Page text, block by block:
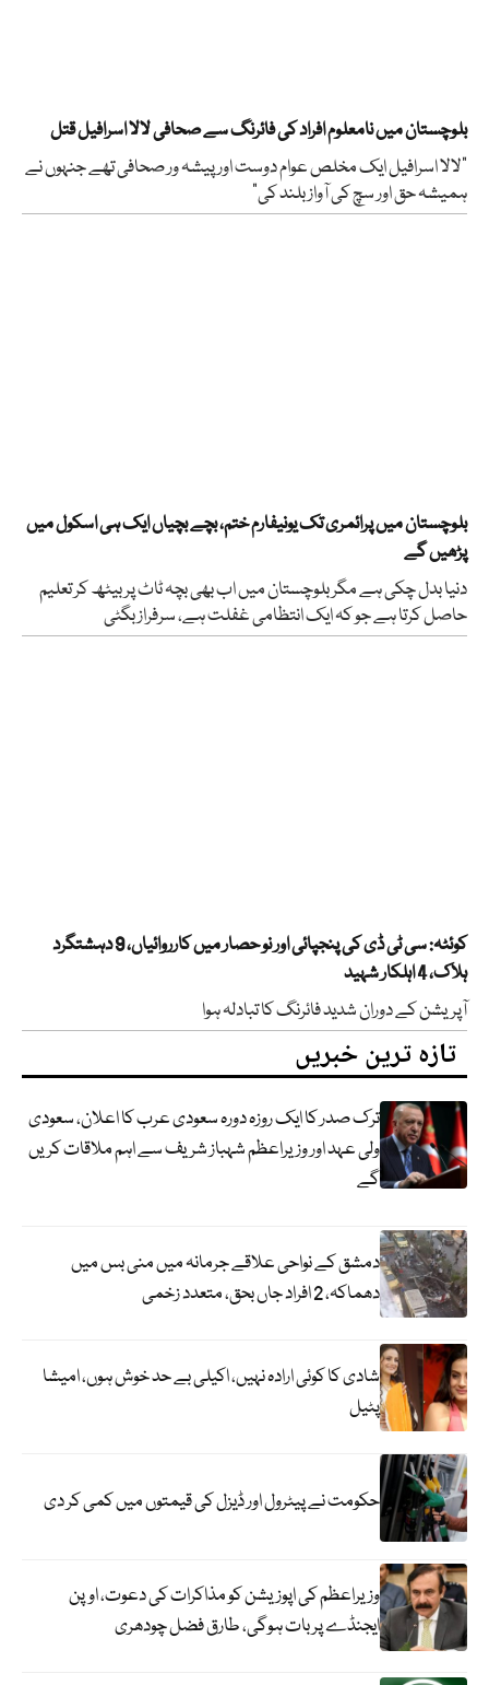
بلوچستان میں نامعلوم افراد کی فائرنگ سے صحافی لالا اسرافیل قتل
“لالا اسرافیل ایک مخلص عوام دوست اور پیشہ ور صحافی تھے جنہوں نے
ہمیشہ حق اور سچ کی آواز بلند کی”
بلوچستان میں پرائمری تک یونیفارم ختم، بچے بچیاں ایک ہی اسکول میں
پڑھیں گے
دنیا بدل چکی ہے مگر بلوچستان میں اب بھی بچہ ٹاٹ پر بیٹھ کر تعلیم
حاصل کرتا ہے جو کہ ایک انتظامی غفلت ہے، سرفراز بگٹی
کوئٹہ: سی ٹی ڈی کی پنجپائی اور نو حصار میں کارروائیاں، 9 دہشتگرد
ہلاک، 4 اہلکار شہید
آپریشن کے دوران شدید فائرنگ کا تبادلہ ہوا
تازہ ترین خبریں
ترک صدر کا ایک روزہ دورہ سعودی عرب کا اعلان، سعودی
ولی عہد اور وزیراعظم شہباز شریف سے اہم ملاقات کریں
گے
دمشق کے نواحی علاقے جرمانہ میں منی بس میں
دھماکہ، 2 افراد جاں بحق، متعدد زخمی
شادی کا کوئی ارادہ نہیں، اکیلی بے حد خوش ہوں، امیشا
پٹیل
حکومت نے پیٹرول اور ڈیزل کی قیمتوں میں کمی کر دی
وزیراعظم کی اپوزیشن کو مذاکرات کی دعوت، اوپن
ایجنڈے پر بات ہوگی، طارق فضل چودھری